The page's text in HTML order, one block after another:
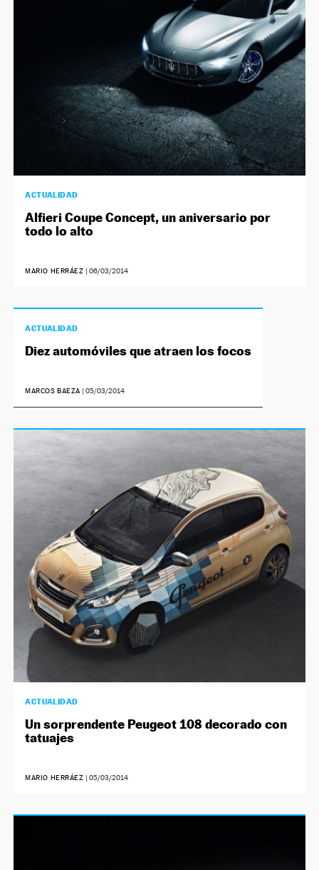
ACTUALIDAD
Alfieri Coupe Concept, un aniversario por
todo lo alto
MARIO HERRÁEZ | 06/03/2014
ACTUALIDAD
Diez automóviles que atraen los focos
MARCOS BAEZA |05/03/2014
ACTUALIDAD
Un sorprendente Peugeot 108 decorado con
tatuajes
MARIO HERRÁEZ | 05/03/2014